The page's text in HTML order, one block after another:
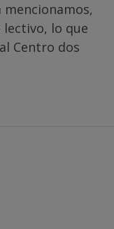
lo que
Centro dos